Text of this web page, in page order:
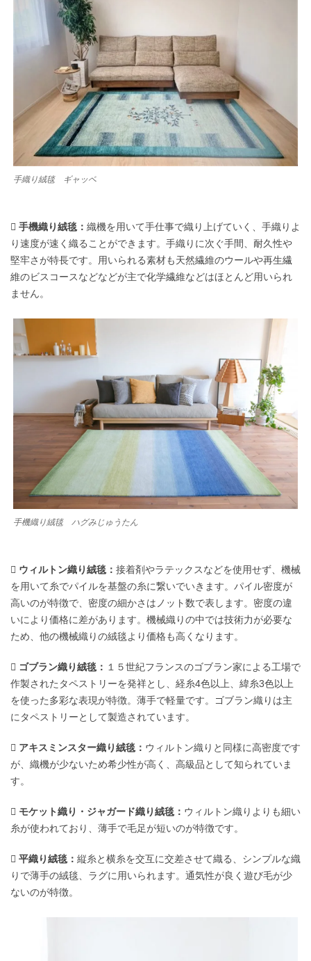
手織り絨毯 ギャッベ
 手機織り絨毯： 織機を用いて手仕事で織り上げていく、手織りよ
り速度が速く織ることができます。手織りに次ぐ手間、耐久性や
堅牢さが特長です。用いられる素材も天然繊維のウールや再生繊
維のビスコースなどなどが主で化学繊維などはほとんど用いられ
ません。
手機織り絨毯 ハグみじゅうたん
 ウィルトン織り絨毯： 接着剤やラテックスなどを使用せず、機械
を用いて糸でパイルを基盤の糸に繋いでいきます。パイル密度が
高いのが特徴で、密度の細かさはノット数で表します。密度の違
いにより価格に差があります。機械織りの中では技術力が必要な
ため、他の機械織りの絨毯より価格も高くなります。
 ゴブラン織り絨毯： １５世紀フランスのゴブラン家による工場で
作製されたタペストリーを発祥とし、経糸4色以上、緯糸3色以上
を使った多彩な表現が特徴。薄手で軽量です。ゴブラン織りは主
にタペストリーとして製造されています。
 アキスミンスター織り絨毯： ウィルトン織りと同様に高密度です
が、織機が少ないため希少性が高く、高級品として知られていま
す。
 モケット織り・ジャガード織り絨毯： ウィルトン織りよりも細い
糸が使われており、薄手で毛足が短いのが特徴です。
 平織り絨毯： 縦糸と横糸を交互に交差させて織る、シンプルな織
りで薄手の絨毯、ラグに用いられます。通気性が良く遊び毛が少
ないのが特徴。